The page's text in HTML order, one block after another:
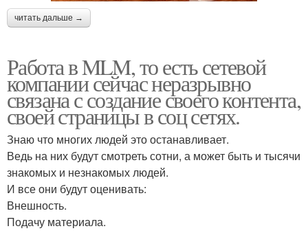
читать дальше →
Работа в MLM, то есть сетевой
компании сейчас неразрывно
связана с создание своего контента,
своей страницы в соц сетях.
Знаю что многих людей это останавливает.
Ведь на них будут смотреть сотни, а может быть и тысячи
знакомых и незнакомых людей.
И все они будут оценивать:
Внешность.
Подачу материала.